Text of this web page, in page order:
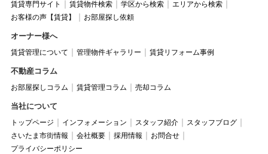
賃貸専門サイト 賃貸物件検索 学区から検索
エリアから検索
お客様の声【賃貸】
お部屋探し依頼
オーナー様へ
賃貸管理について 管理物件ギャラリー 賃貸リフォーム事例
不動産コラム
お部屋探しコラム 賃貸管理コラム 売却コラム
当社について
トップページ インフォメーション スタッフ紹介
スタッフブログ
さいたま市街情報
会社概要 採用情報
お問合せ
プライバシーポリシー